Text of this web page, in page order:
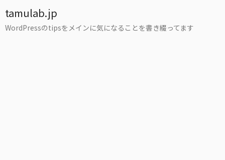
tamulab.jp
WordPressのtipsをメインに気になることを書き綴ってます